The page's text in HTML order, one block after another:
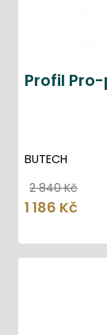
Profil
BUTECH
2 840 Kč
1 186 Kč